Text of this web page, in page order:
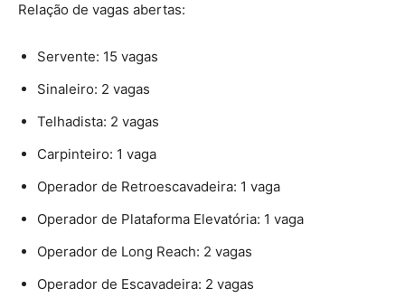
Relação de vagas abertas:
Servente: 15 vagas
Sinaleiro: 2 vagas
Telhadista: 2 vagas
Carpinteiro: 1 vaga
Operador de Retroescavadeira: 1 vaga
Operador de Plataforma Elevatória: 1 vaga
Operador de Long Reach: 2 vagas
Operador de Escavadeira: 2 vagas